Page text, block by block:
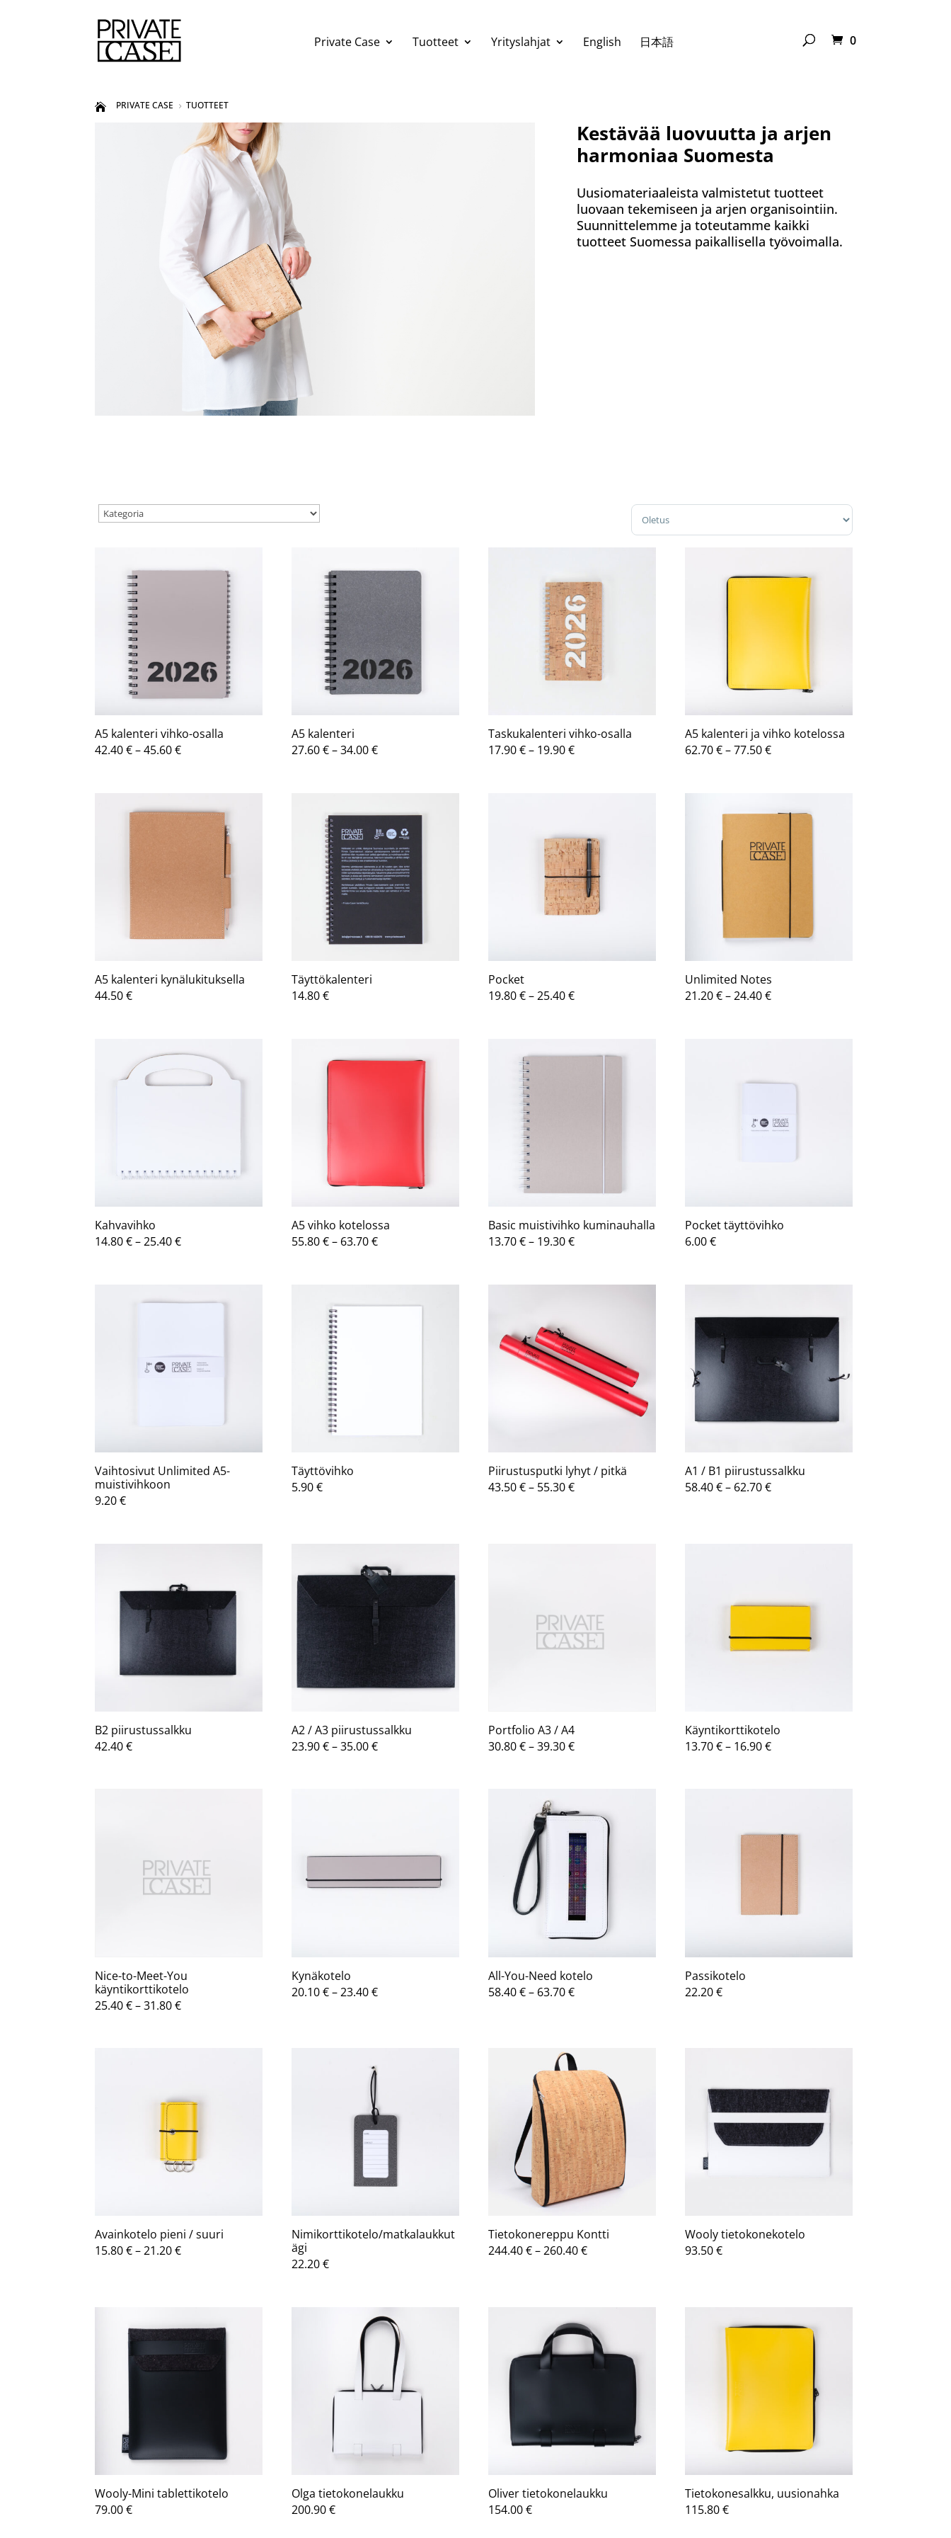
Private Case Tuotteet Yrityslahjat English 日本語 0
PRIVATE CASE 5 TUOTTEET
Kestävää luovuutta ja arjen
harmoniaa Suomesta
Uusiomateriaaleista valmistetut tuotteet
luovaan tekemiseen ja arjen organisointiin.
Suunnittelemme ja toteutamme kaikki
tuotteet Suomessa paikallisella työvoimalla.
Sort Products
A5 kalenteri vihko-osalla
42.40€ – 45.60€Hintaluokka:
A5 kalenteri
27.60€–34.00€Hintaluokka:
Taskukalenteri vihko-osalla
17.90€– 19.90€Hintaluokka:
A5 kalenteri ja vihko kotelossa
62.70€–77.50€Hintaluokka:
A5 kalenteri kynälukituksella
44.50€
Täyttökalenteri
14.80€
Pocket
19.80€–25.40€Hintaluokka:
Unlimited Notes
21.20€–24.40€Hintaluokka:
Kahvavihko
14.80€ – 25.40€Hintaluokka:
A5 vihko kotelossa
55.80€– 63.70€Hintaluokka:
Basic muistivihko kuminauhalla
13.70€– 19.30€Hintaluokka:
Pocket täyttövihko
6.00€
Vaihtosivut Unlimited A5-
muistivihkoon
9.20€
Täyttövihko
5.90€
Piirustusputki lyhyt / pitkä
43.50€– 55.30€Hintaluokka:
A1 / B1 piirustussalkku
58.40€– 62.70€Hintaluokka:
B2 piirustussalkku
42.40€
A2 / A3 piirustussalkku
23.90€–35.00€Hintaluokka:
Portfolio A3 / A4
30.80€–39.30€Hintaluokka:
Käyntikorttikotelo
13.70€– 16.90€Hintaluokka:
Nice-to-Meet-You
käyntikorttikotelo
25.40€ – 31.80€Hintaluokka:
Kynäkotelo
20.10€–23.40€Hintaluokka:
All-You-Need kotelo
58.40€– 63.70€Hintaluokka:
Passikotelo
22.20€
Avainkotelo pieni / suuri
15.80€ – 21.20€Hintaluokka:
Nimikorttikotelo/matkalaukkut
ägi
22.20€
Tietokonereppu Kontti
244.40€–260.40€Hintaluokka:
260.40 €
Wooly tietokonekotelo
93.50€
Wooly-Mini tablettikotelo
79.00€
Olga tietokonelaukku
200.90€
Oliver tietokonelaukku
154.00€
Tietokonesalkku, uusionahka
115.80€